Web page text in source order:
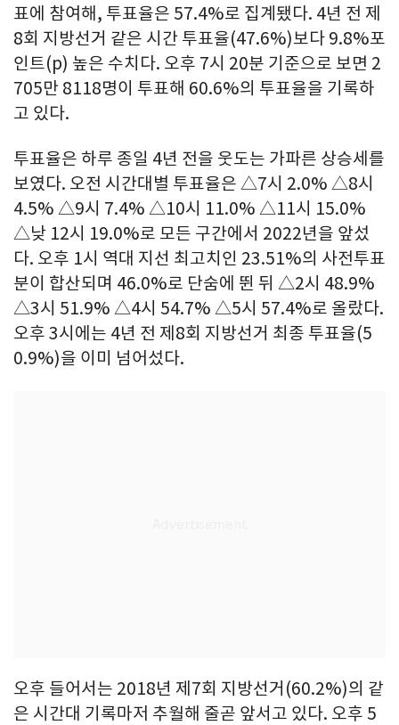
표에 참여해, 투표율은 57.4%로 집계됐다. 4년 전 제
8회 지방선거 같은 시간 투표율(47.6%)보다 9.8%포
인트(p) 높은 수치다. 오후 7시 20분 기준으로 보면 2
705만 8118명이 투표해 60.6%의 투표율을 기록하
고 있다.
투표율은 하루 종일 4년 전을 웃도는 가파른 상승세를
보였다. 오전 시간대별 투표율은 △7시 2.0% △8시
4.5% △9시 7.4% △10시 11.0% △11시 15.0%
△낮 12시 19.0%로 모든 구간에서 2022년을 앞섰
다. 오후 1시 역대 지선 최고치인 23.51%의 사전투표
분이 합산되며 46.0%로 단숨에 뛴 뒤 △2시 48.9%
△3시 51.9% △4시 54.7% △5시 57.4%로 올랐다.
오후 3시에는 4년 전 제8회 지방선거 최종 투표율(5
0.9%)을 이미 넘어섰다.
오후 들어서는 2018년 제7회 지방선거(60.2%)의 같
은 시간대 기록마저 추월해 줄곧 앞서고 있다. 오후 5